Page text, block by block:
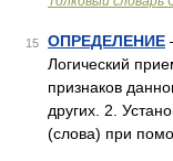
15 ОПРЕДЕЛЕНИЕ
Логический
признаков
других. 2.
(слова) при